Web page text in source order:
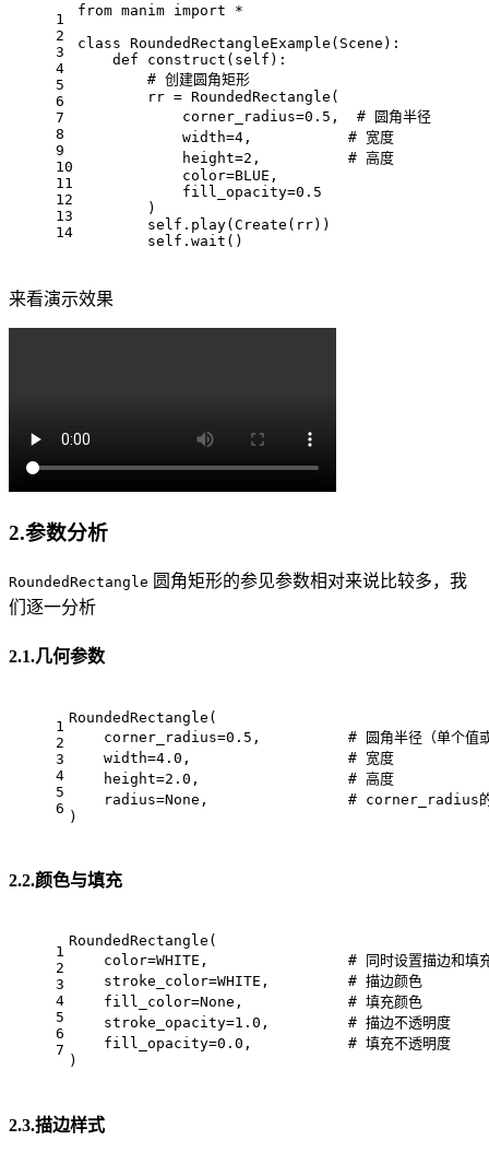
1
2
3
4
5
6
7
8
9
10
11
12
13
14
from manim import *
class RoundedRectangleExample(Scene):
    def construct(self):
        # 创建圆角矩形
        rr = RoundedRectangle(
            corner_radius=0.5,  # 圆角半径
            width=4,           # 宽度
            height=2,          # 高度
            color=BLUE,
            fill_opacity=0.5
        )
        self.play(Create(rr))
        self.wait()
来看演示效果
2.参数分析
RoundedRectangle 圆角矩形的参见参数相对来说比较多，我
们逐一分析
2.1.几何参数
1
2
3
4
5
6
RoundedRectangle(
corner_radius=0.5,          # 圆角半径（单个值或
    width=4.0,                  # 宽度
    height=2.0,                 # 高度
radius=None,                # corner_radius的
)
2.2.颜色与填充
1
2
3
4
5
6
7
RoundedRectangle(
color=WHITE,                # 同时设置描边和填充
    stroke_color=WHITE,         # 描边颜色
    fill_color=None,            # 填充颜色
    stroke_opacity=1.0,         # 描边不透明度
    fill_opacity=0.0,           # 填充不透明度
)
2.3.描边样式